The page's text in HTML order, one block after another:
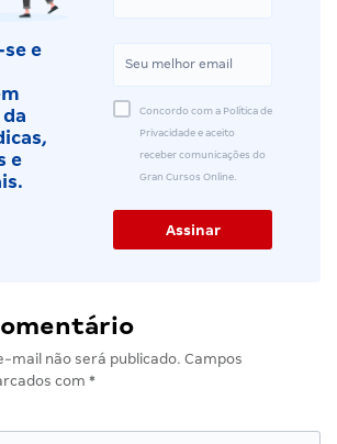
e
e
Concordo com a Política de
Privacidade e aceito
receber comunicações do
Gran Cursos Online.
mail não será publicado. Campos
com *